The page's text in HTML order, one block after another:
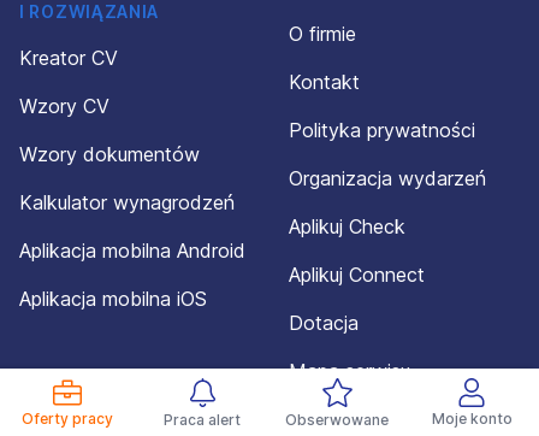
Oferty pracy Praca alert Obserwowane Moje konto
I ROZWIĄZANIA
Kreator CV
Wzory CV
Wzory dokumentów
Kalkulator wynagrodzeń
Aplikacja mobilna Android
Aplikacja mobilna iOS
O firmie
Kontakt
Polityka prywatności
Organizacja wydarzeń
Aplikuj Check
Aplikuj Connect
Dotacja
Mapa serwisu